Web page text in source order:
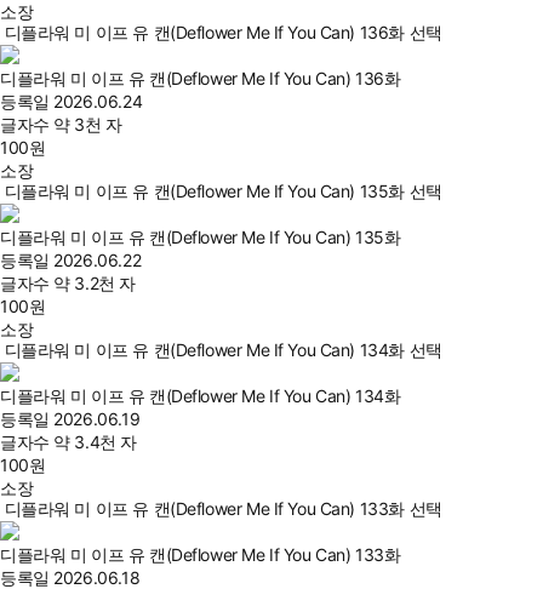
소장
디플라워 미 이프 유 캔(Deflower Me If You Can) 136화 선택
디플라워 미 이프 유 캔(Deflower Me If You Can) 136화
등록일 2026.06.24
글자수 약 3천 자
100원
소장
디플라워 미 이프 유 캔(Deflower Me If You Can) 135화 선택
디플라워 미 이프 유 캔(Deflower Me If You Can) 135화
등록일 2026.06.22
글자수 약 3.2천 자
100원
소장
디플라워 미 이프 유 캔(Deflower Me If You Can) 134화 선택
디플라워 미 이프 유 캔(Deflower Me If You Can) 134화
등록일 2026.06.19
글자수 약 3.4천 자
100원
소장
디플라워 미 이프 유 캔(Deflower Me If You Can) 133화 선택
디플라워 미 이프 유 캔(Deflower Me If You Can) 133화
등록일 2026.06.18